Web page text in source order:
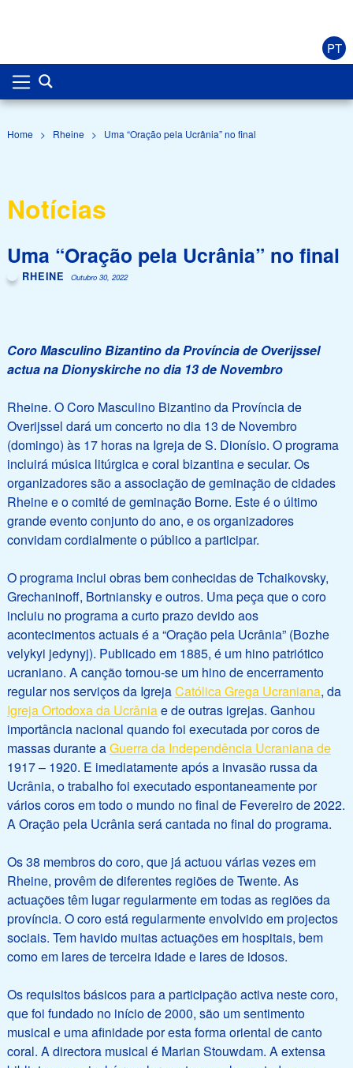
PT
Home > Rheine > Uma “Oração pela Ucrânia” no final
Notícias
Uma “Oração pela Ucrânia” no final
RHEINE Outubro 30, 2022
Coro Masculino Bizantino da Província de Overijssel
actua na Dionyskirche no dia 13 de Novembro
Rheine. O Coro Masculino Bizantino da Província de
Overijssel dará um concerto no dia 13 de Novembro
(domingo) às 17 horas na Igreja de S. Dionísio. O programa
incluirá música litúrgica e coral bizantina e secular. Os
organizadores são a associação de geminação de cidades
Rheine e o comité de geminação Borne. Este é o último
grande evento conjunto do ano, e os organizadores
convidam cordialmente o público a participar.
O programa inclui obras bem conhecidas de Tchaikovsky,
Grechaninoff, Bortniansky e outros. Uma peça que o coro
incluiu no programa a curto prazo devido aos
acontecimentos actuais é a “Oração pela Ucrânia” (Bozhe
velykyi jedynyj). Publicado em 1885, é um hino patriótico
ucraniano. A canção tornou-se um hino de encerramento
regular nos serviços da IgrejaCatólica Grega Ucraniana, da
Igreja Ortodoxa da Ucrâniae de outras igrejas. Ganhou
importância nacional quando foi executada por coros de
massas durante aGuerra da Independência Ucraniana de
1917 – 1920. E imediatamente após a invasão russa da
Ucrânia, o trabalho foi executado espontaneamente por
vários coros em todo o mundo no final de Fevereiro de 2022.
A Oração pela Ucrânia será cantada no final do programa.
Os 38 membros do coro, que já actuou várias vezes em
Rheine, provêm de diferentes regiões de Twente. As
actuações têm lugar regularmente em todas as regiões da
província. O coro está regularmente envolvido em projectos
sociais. Tem havido muitas actuações em hospitais, bem
como em lares de terceira idade e lares de idosos.
Os requisitos básicos para a participação activa neste coro,
que foi fundado no início de 2000, são um sentimento
musical e uma afinidade por esta forma oriental de canto
coral. A directora musical é Marian Stouwdam. A extensa